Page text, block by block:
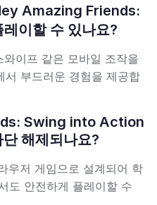
Amazing Friends:
이할 수 있나요?
이프 같은 모바일 조작을
서 부드러운 경험을 제공합
Swing into Action
해제되나요?
우저 게임으로 설계되어 학
도 안전하게 플레이할 수